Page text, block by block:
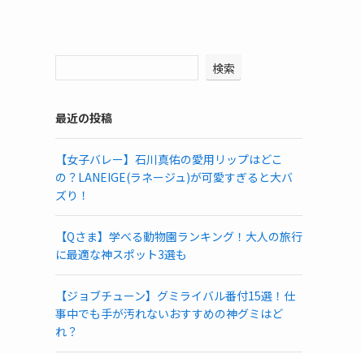
検索
最近の投稿
【女子バレー】石川真佑の愛用リップはどこ
の？LANEIGE(ラネージュ)が可愛すぎると大バ
ズり！
【Qさま】学べる動物園ランキング！大人の旅行
に最適な神スポット3選も
【ジョブチューン】グミライバル番付15選！仕
事中でも手が汚れないおすすめの神グミはど
れ？